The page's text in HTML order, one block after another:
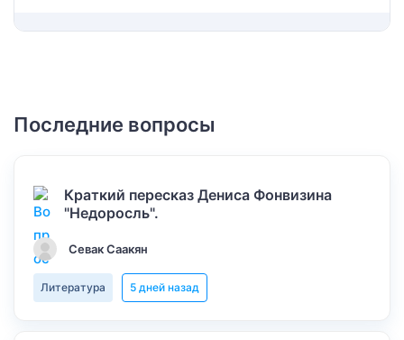
Последние вопросы
Краткий пересказ Дениса Фонвизина
"Недоросль".
Севак Саакян
Литература 5 дней назад